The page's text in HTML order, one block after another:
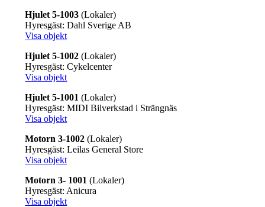
Hjulet 5-1003 (Lokaler)
Hyresgäst: Dahl Sverige AB
Visa objekt
Hjulet 5-1002 (Lokaler)
Hyresgäst: Cykelcenter
Visa objekt
Hjulet 5-1001 (Lokaler)
Hyresgäst: MIDI Bilverkstad i Strängnäs
Visa objekt
Motorn 3-1002 (Lokaler)
Hyresgäst: Leilas General Store
Visa objekt
Motorn 3- 1001 (Lokaler)
Hyresgäst: Anicura
Visa objekt